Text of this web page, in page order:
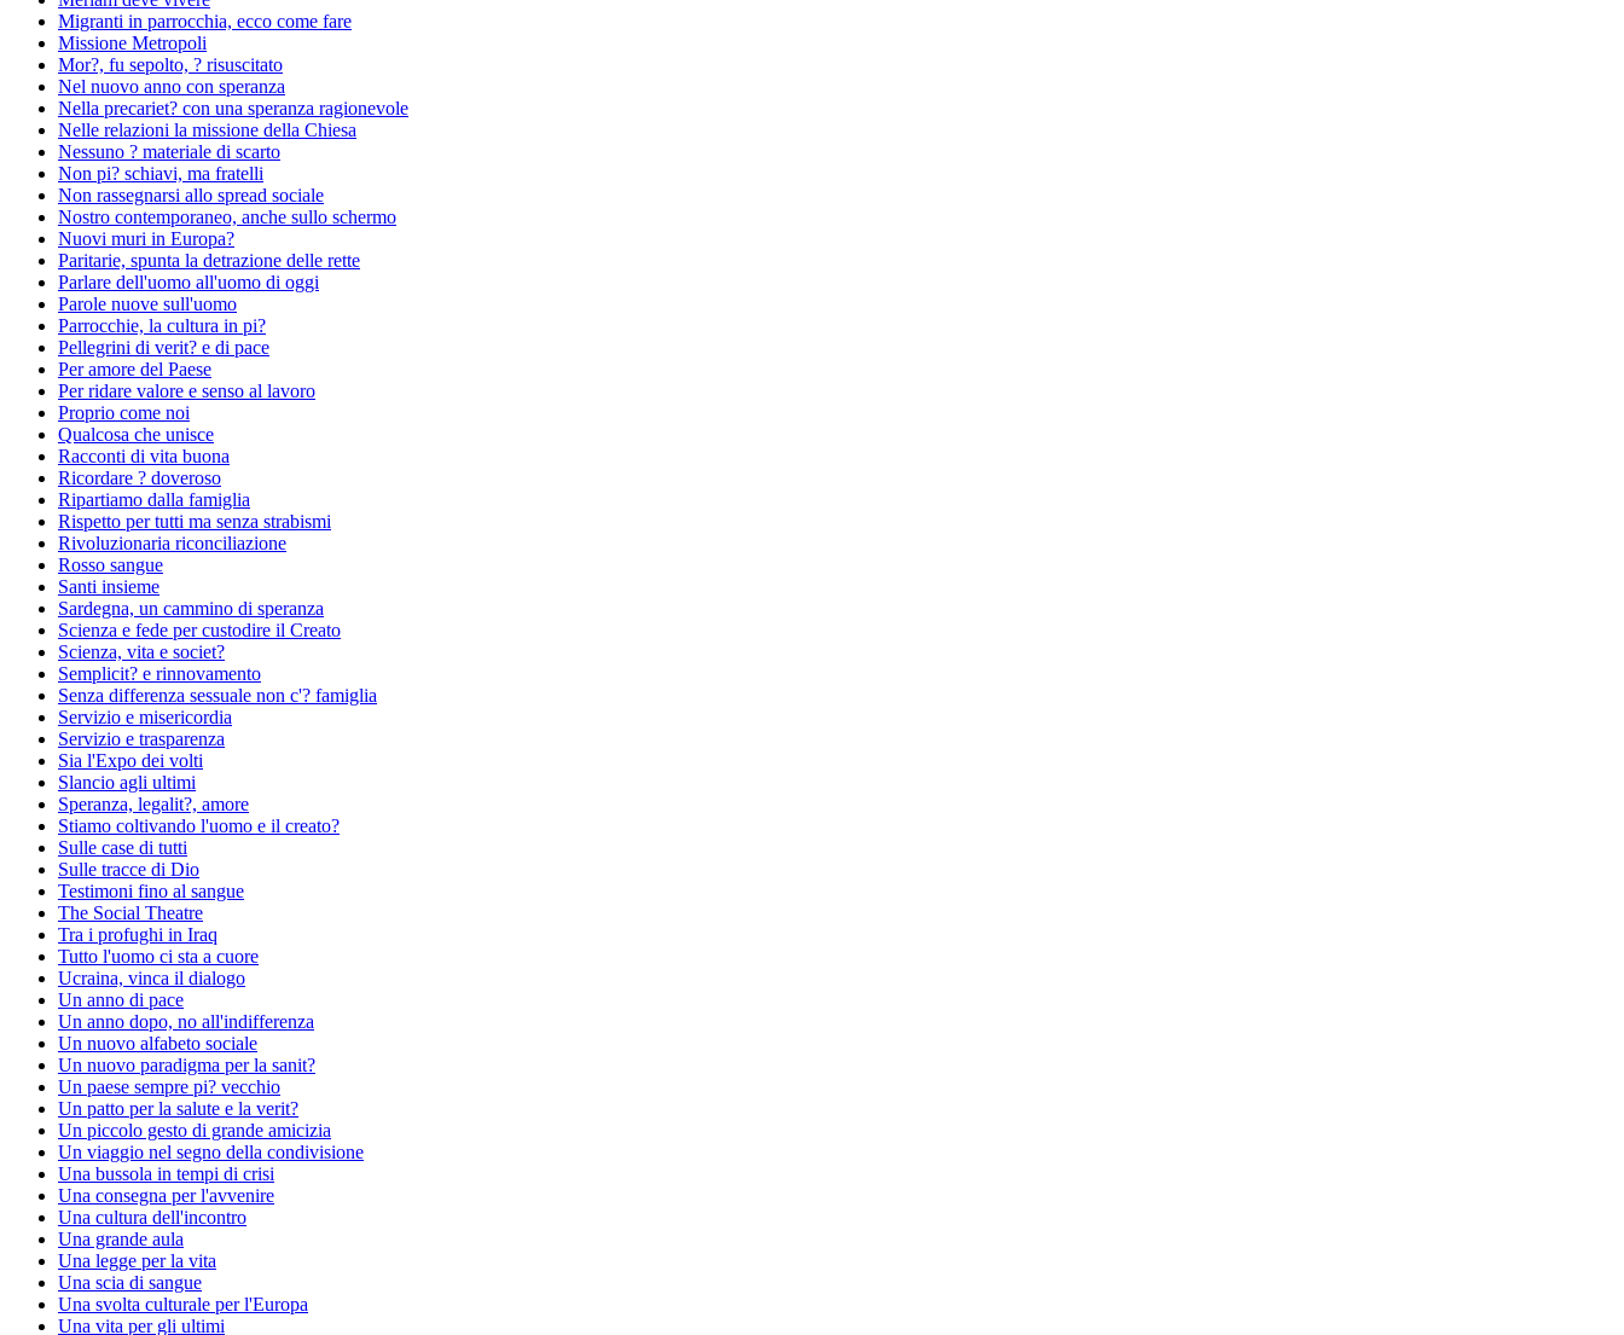
Migranti in parrocchia, ecco come fare
Missione Metropoli
Mor?, fu sepolto, ? risuscitato
Nel nuovo anno con speranza
Nella precariet? con una speranza ragionevole
Nelle relazioni la missione della Chiesa
Nessuno ? materiale di scarto
Non pi? schiavi, ma fratelli
Non rassegnarsi allo spread sociale
Nostro contemporaneo, anche sullo schermo
Nuovi muri in Europa?
Paritarie, spunta la detrazione delle rette
Parlare dell'uomo all'uomo di oggi
Parole nuove sull'uomo
Parrocchie, la cultura in pi?
Pellegrini di verit? e di pace
Per amore del Paese
Per ridare valore e senso al lavoro
Proprio come noi
Qualcosa che unisce
Racconti di vita buona
Ricordare ? doveroso
Ripartiamo dalla famiglia
Rispetto per tutti ma senza strabismi
Rivoluzionaria riconciliazione
Rosso sangue
Santi insieme
Sardegna, un cammino di speranza
Scienza e fede per custodire il Creato
Scienza, vita e societ?
Semplicit? e rinnovamento
Senza differenza sessuale non c'? famiglia
Servizio e misericordia
Servizio e trasparenza
Sia l'Expo dei volti
Slancio agli ultimi
Speranza, legalit?, amore
Stiamo coltivando l'uomo e il creato?
Sulle case di tutti
Sulle tracce di Dio
Testimoni fino al sangue
The Social Theatre
Tra i profughi in Iraq
Tutto l'uomo ci sta a cuore
Ucraina, vinca il dialogo
Un anno di pace
Un anno dopo, no all'indifferenza
Un nuovo alfabeto sociale
Un nuovo paradigma per la sanit?
Un paese sempre pi? vecchio
Un patto per la salute e la verit?
Un piccolo gesto di grande amicizia
Un viaggio nel segno della condivisione
Una bussola in tempi di crisi
Una consegna per l'avvenire
Una cultura dell'incontro
Una grande aula
Una legge per la vita
Una scia di sangue
Una svolta culturale per l'Europa
Una vita per gli ultimi